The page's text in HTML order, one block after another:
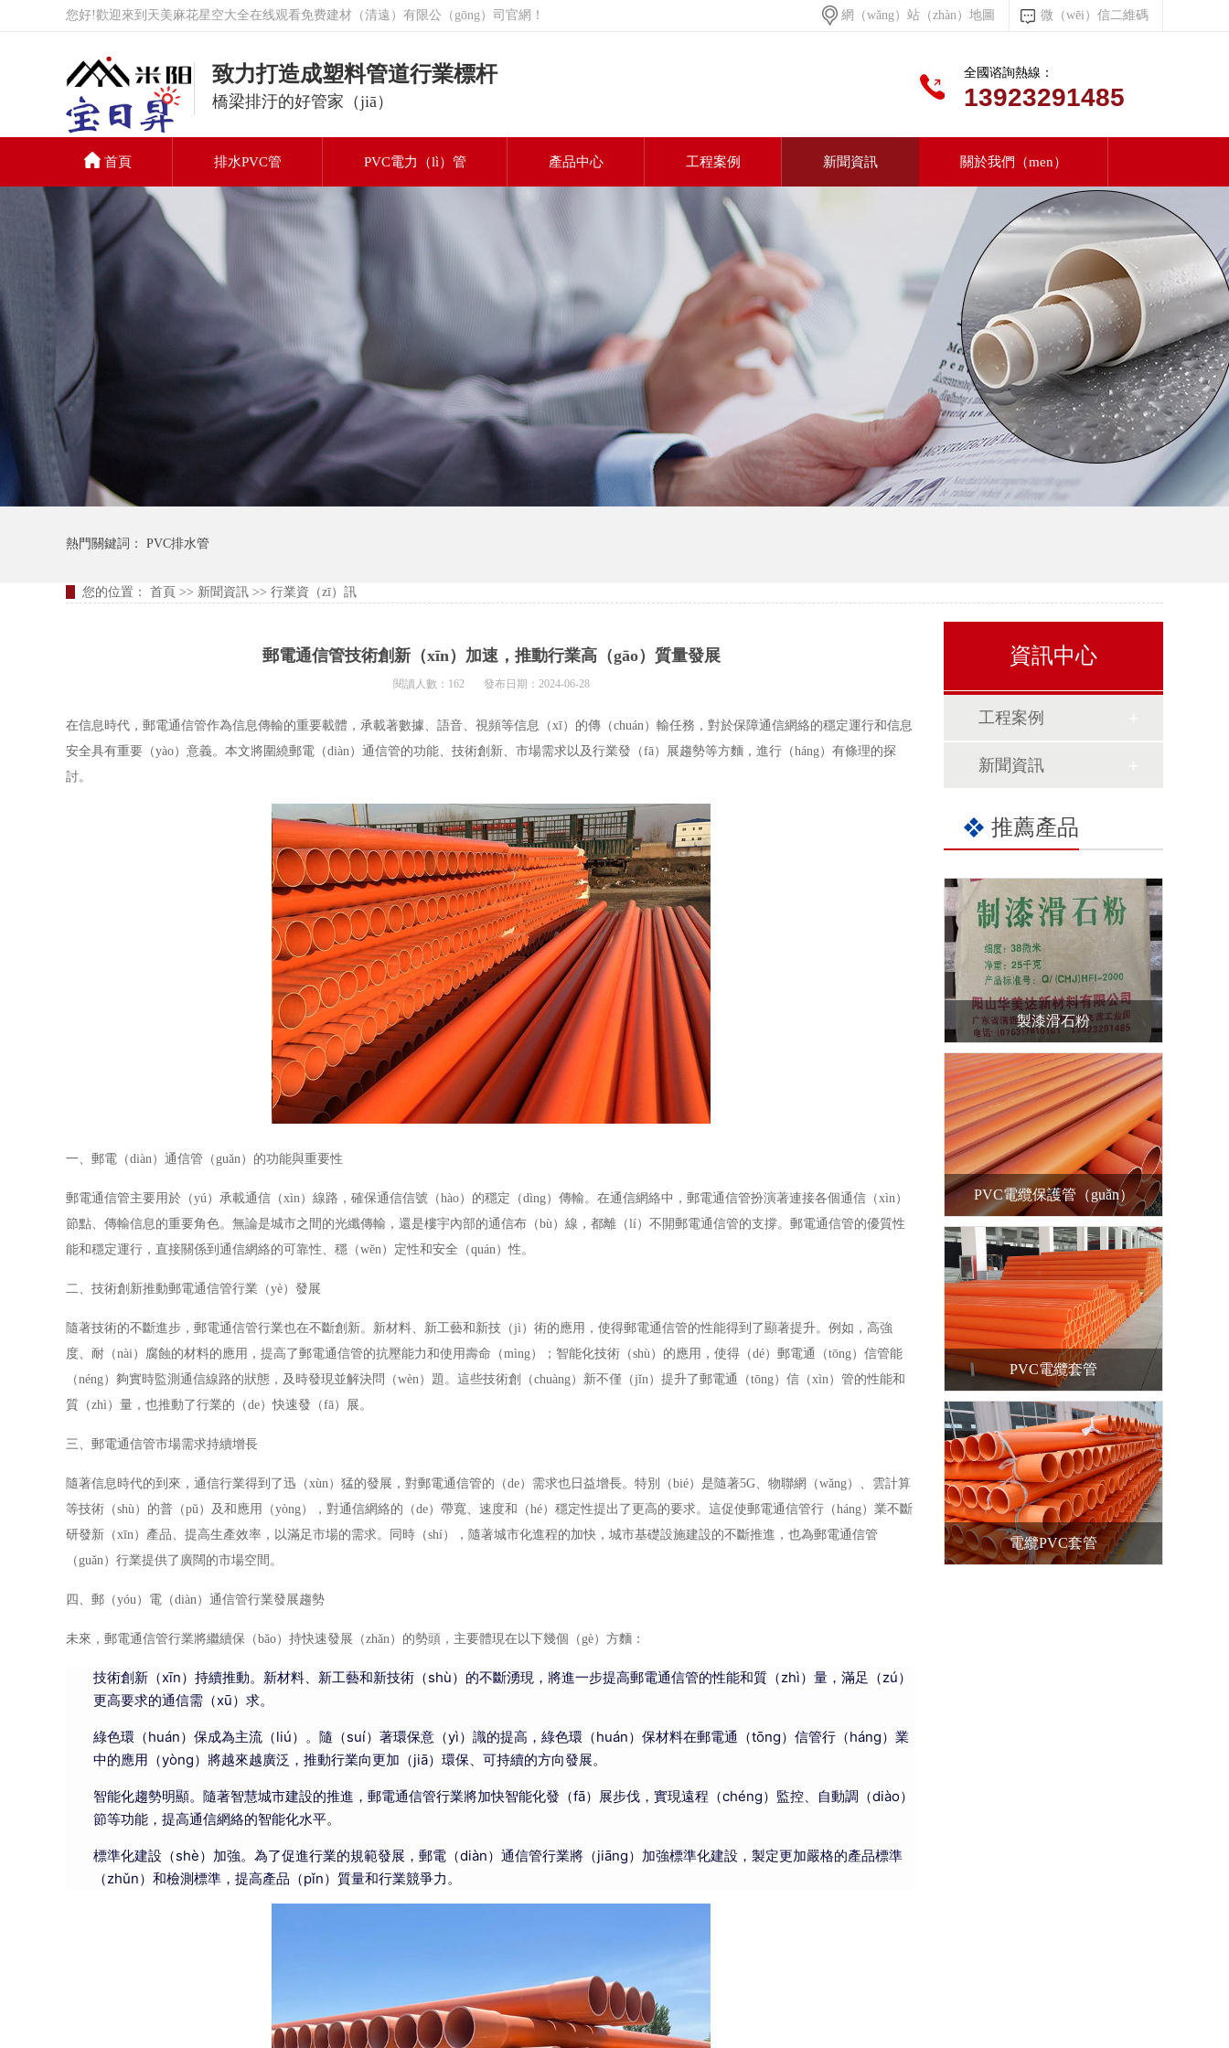
網（wǎng）站（zhàn）地圖 微（wēi）信二維碼
您好!歡迎來到天美麻花星空大全在线观看免费建材（清遠）有限公（gōng）司官網！
PVC排水管
致力打造成塑料管道行業標杆
橋梁排汙的好管家（jiā）
全國谘詢熱線：
13923291485
首頁 排水PVC管 PVC電力（lì）管 產品中心 工程案例 新聞資訊 關於我們（men）
聯係我們
熱門關鍵詞： PVC排水管
您的位置： 首頁 >> 新聞資訊 >> 行業資（zī）訊
郵電通信管技術創新（xīn）加速，推動行業高（gāo）質量發展
閱讀人數：162 發布日期：2024-06-28
在信息時代，郵電通信管作為信息傳輸的重要載體，承載著數據、語音、視頻等信息（xī）的傳（chuán）輸任務，對於保障通信網絡的穩定運行和信息
安全具有重要（yào）意義。本文將圍繞郵電（diàn）通信管的功能、技術創新、市場需求以及行業發（fā）展趨勢等方麵，進行（háng）有條理的探
討。
一、郵電（diàn）通信管（guǎn）的功能與重要性
郵電通信管主要用於（yú）承載通信（xìn）線路，確保通信信號（hào）的穩定（dìng）傳輸。在通信網絡中，郵電通信管扮演著連接各個通信（xìn）
節點、傳輸信息的重要角色。無論是城市之間的光纖傳輸，還是樓宇內部的通信布（bù）線，都離（lí）不開郵電通信管的支撐。郵電通信管的優質性
能和穩定運行，直接關係到通信網絡的可靠性、穩（wěn）定性和安全（quán）性。
二、技術創新推動郵電通信管行業（yè）發展
隨著技術的不斷進步，郵電通信管行業也在不斷創新。新材料、新工藝和新技（jì）術的應用，使得郵電通信管的性能得到了顯著提升。例如，高強
度、耐（nài）腐蝕的材料的應用，提高了郵電通信管的抗壓能力和使用壽命（mìng）；智能化技術（shù）的應用，使得（dé）郵電通（tōng）信管能
（néng）夠實時監測通信線路的狀態，及時發現並解決問（wèn）題。這些技術創（chuàng）新不僅（jǐn）提升了郵電通（tōng）信（xìn）管的性能和
質（zhì）量，也推動了行業的（de）快速發（fā）展。
三、郵電通信管市場需求持續增長
隨著信息時代的到來，通信行業得到了迅（xùn）猛的發展，對郵電通信管的（de）需求也日益增長。特別（bié）是隨著5G、物聯網（wǎng）、雲計算
等技術（shù）的普（pǔ）及和應用（yòng），對通信網絡的（de）帶寬、速度和（hé）穩定性提出了更高的要求。這促使郵電通信管行（háng）業不斷
研發新（xīn）產品、提高生產效率，以滿足市場的需求。同時（shí），隨著城市化進程的加快，城市基礎設施建設的不斷推進，也為郵電通信管
（guǎn）行業提供了廣闊的市場空間。
四、郵（yóu）電（diàn）通信管行業發展趨勢
未來，郵電通信管行業將繼續保（bǎo）持快速發展（zhǎn）的勢頭，主要體現在以下幾個（gè）方麵：
技術創新（xīn）持續推動。新材料、新工藝和新技術（shù）的不斷湧現，將進一步提高郵電通信管的性能和質（zhì）量，滿足（zú）
更高要求的通信需（xū）求。
綠色環（huán）保成為主流（liú）。隨（suí）著環保意（yì）識的提高，綠色環（huán）保材料在郵電通（tōng）信管行（háng）業
中的應用（yòng）將越來越廣泛，推動行業向更加（jiā）環保、可持續的方向發展。
智能化趨勢明顯。隨著智慧城市建設的推進，郵電通信管行業將加快智能化發（fā）展步伐，實現遠程（chéng）監控、自動調（diào）
節等功能，提高通信網絡的智能化水平。
標準化建設（shè）加強。為了促進行業的規範發展，郵電（diàn）通信管行業將（jiāng）加強標準化建設，製定更加嚴格的產品標準
（zhǔn）和檢測標準，提高產品（pǐn）質量和行業競爭力。
資訊中心
工程案例
新聞資訊
推薦產品
製漆滑石粉
PVC電纜保護管（guǎn）
PVC電纜套管
電纜PVC套管